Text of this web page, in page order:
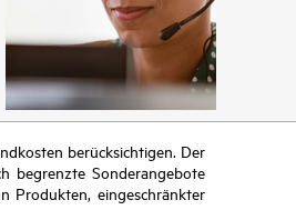
berücksichtigen. Der
begrenzte Sonderangebote
Produkten, eingeschränkter